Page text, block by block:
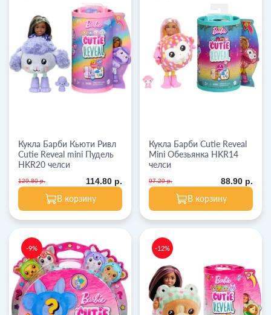
Кукла Барби Кьюти Ривл
Cutie Reveal mini Пудель
HKR20 челси
129.80 р. 114.80 р.
В корзину
Кукла Барби Cutie Reveal
Mini Обезьянка HKR14
челси
97.20 р. 88.90 р.
В корзину
-9% -12%